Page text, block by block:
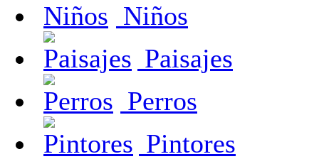
Niños
Paisajes
Perros
Pintores